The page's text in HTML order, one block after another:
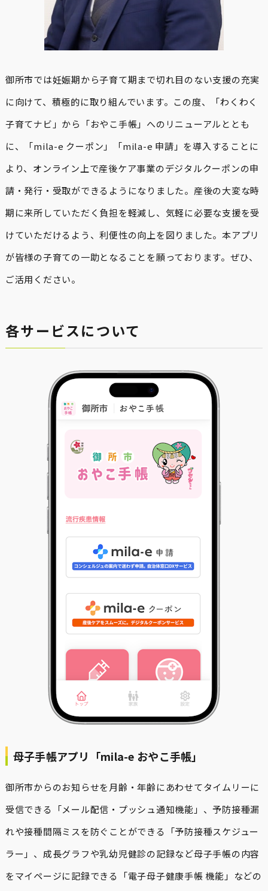
御所市では妊娠期から子育て期まで切れ目のない支援の充実
に向けて、積極的に取り組んでいます。この度、「わくわく
子育てナビ」から「おやこ手帳」へのリニューアルととも
に、「mila-e クーポン」「mila-e 申請」を導入することに
より、オンライン上で産後ケア事業のデジタルクーポンの申
請・発行・受取ができるようになりました。産後の大変な時
期に来所していただく負担を軽減し、気軽に必要な支援を受
けていただけるよう、利便性の向上を図りました。本アプリ
が皆様の子育ての一助となることを願っております。ぜひ、
ご活用ください。
各サービスについて
母子手帳アプリ「mila-e おやこ手帳」
御所市からのお知らせを月齢・年齢にあわせてタイムリーに
受信できる「メール配信・プッシュ通知機能」、予防接種漏
れや接種間隔ミスを防ぐことができる「予防接種スケジュー
ラー」、成長グラフや乳幼児健診の記録など母子手帳の内容
をマイページに記録できる「電子母子健康手帳 機能」などの